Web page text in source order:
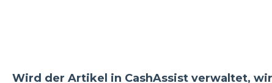
Wird der Artikel in CashAssist verwaltet,